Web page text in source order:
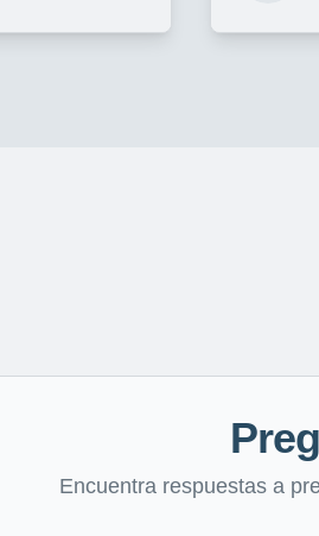
Encuentra respuestas a